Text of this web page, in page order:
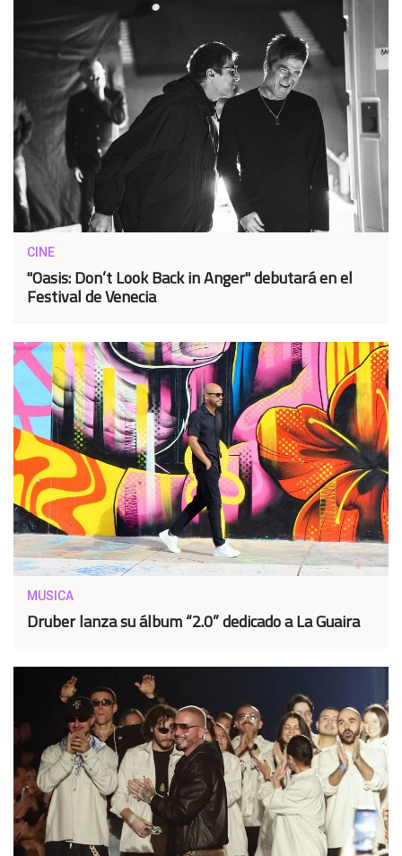
CINE
"Oasis: Don’t Look Back in Anger" debutará en el
Festival de Venecia
MUSICA
Druber lanza su álbum “2.0” dedicado a La Guaira